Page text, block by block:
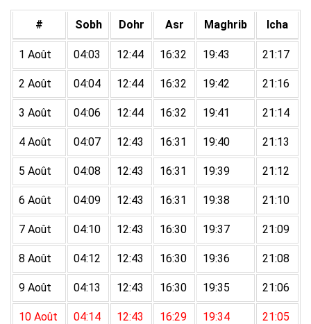
# Sobh Dohr Asr Maghrib Icha
1 Août 04:03 12:44 16:32 19:43 21:17
2 Août 04:04 12:44 16:32 19:42 21:16
3 Août 04:06 12:44 16:32 19:41 21:14
4 Août 04:07 12:43 16:31 19:40 21:13
5 Août 04:08 12:43 16:31 19:39 21:12
6 Août 04:09 12:43 16:31 19:38 21:10
7 Août 04:10 12:43 16:30 19:37 21:09
8 Août 04:12 12:43 16:30 19:36 21:08
9 Août 04:13 12:43 16:30 19:35 21:06
10 Août 04:14 12:43 16:29 19:34 21:05